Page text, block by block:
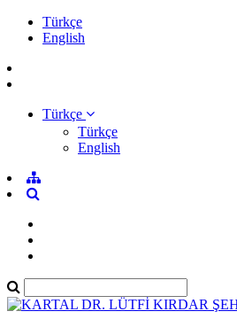
Türkçe
English
Türkçe
Türkçe
English